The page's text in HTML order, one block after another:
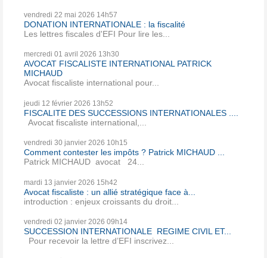
vendredi 22 mai 2026 14h57
DONATION INTERNATIONALE : la fiscalité
Les lettres fiscales d'EFI Pour lire les...
mercredi 01 avril 2026 13h30
AVOCAT FISCALISTE INTERNATIONAL PATRICK
MICHAUD
Avocat fiscaliste international pour...
jeudi 12 février 2026 13h52
FISCALITE DES SUCCESSIONS INTERNATIONALES ....
Avocat fiscaliste international,...
vendredi 30 janvier 2026 10h15
Comment contester les impôts ? Patrick MICHAUD ...
Patrick MICHAUD avocat 24...
mardi 13 janvier 2026 15h42
Avocat fiscaliste : un allié stratégique face à...
introduction : enjeux croissants du droit...
vendredi 02 janvier 2026 09h14
SUCCESSION INTERNATIONALE REGIME CIVIL ET...
Pour recevoir la lettre d’EFI inscrivez...